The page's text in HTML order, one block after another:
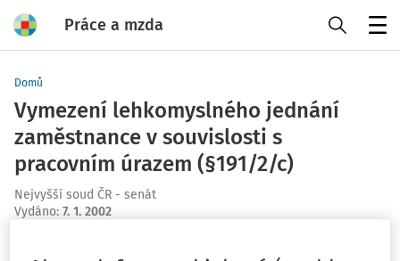
Práce a mzda
Domů
Vymezení lehkomyslného jednání
zaměstnance v souvislosti s
pracovním úrazem (§191/2/c)
Nejvyšší soud ČR - senát
Vydáno: 7. 1. 2002